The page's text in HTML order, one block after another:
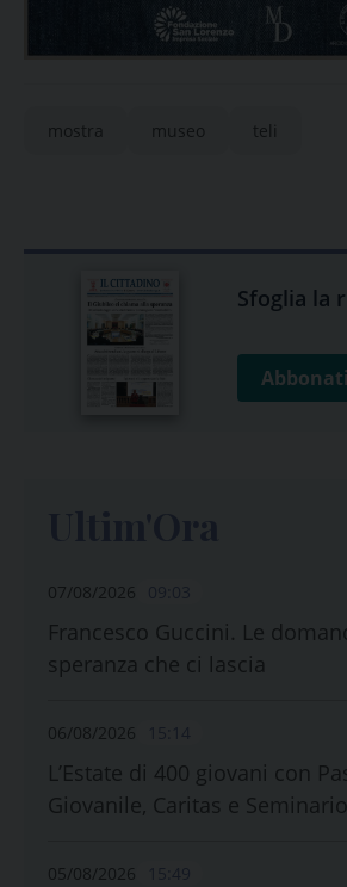
mostra museo teli
Sfoglia la
07/08/2026
Francesco Guccini. Le
speranza che ci lascia
06/08/2026
L’Estate di 400 giovani con
Giovanile, Caritas e
05/08/2026